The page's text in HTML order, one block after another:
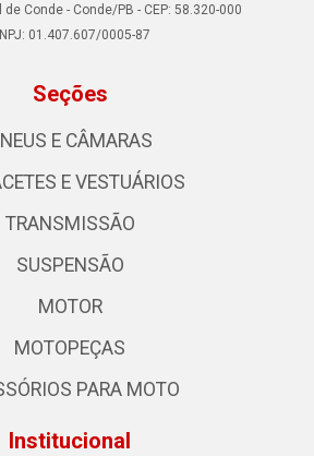
Conde - Conde/PB - CEP: 58.320-000
01.407.607/0005-87
Seções
E CÂMARAS
E VESTUÁRIOS
TRANSMISSÃO
SUSPENSÃO
MOTOR
MOTOPEÇAS
PARA MOTO
Institucional